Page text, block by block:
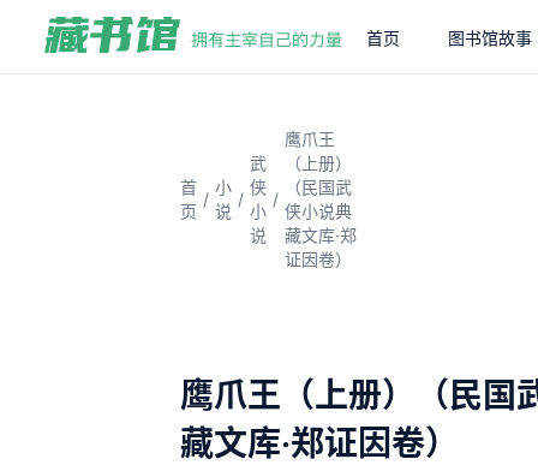
首页 图书馆故事
首
页
/
小
说
/
武
侠
小
说
/
鹰爪王
（上册）
（民国武
侠小说典
藏文库·郑
证因卷）
鹰爪王（上册）（民国
藏文库·郑证因卷）